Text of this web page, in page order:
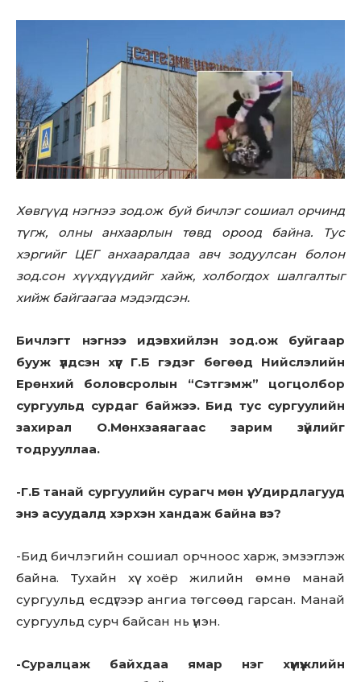
Хөвгүүд нэгнээ зод.ож буй бичлэг сошиал орчинд
түгж, олны анхаарлын төвд ороод байна. Тус
хэргийг ЦЕГ анхааралдаа авч зодуулсан болон
зод.сон хүүхдүүдийг хайж, холбогдох шалгалтыг
хийж байгаагаа мэдэгдсэн.
Бичлэгт нэгнээ идэвхийлэн зод.ож буйгаар
бууж үлдсэн хүүг Г.Б гэдэг бөгөөд Нийслэлийн
Ерөнхий боловсролын “Сэтгэмж” цогцолбор
сургуульд сурдаг байжээ. Бид тус сургуулийн
захирал О.Мөнхзаяагаас зарим зүйлийг
тодрууллаа.
-Г.Б танай сургуулийн сурагч мөн үү. Удирдлагууд
энэ асуудалд хэрхэн хандаж байна вэ?
-Бид бичлэгийн сошиал орчноос харж, эмзэглэж
байна. Тухайн хүү хоёр жилийн өмнө манай
сургуульд есдүгээр ангиа төгсөөд гарсан. Манай
сургуульд сурч байсан нь үнэн.
-Суралцаж байхдаа ямар нэг хүмүүжлийн